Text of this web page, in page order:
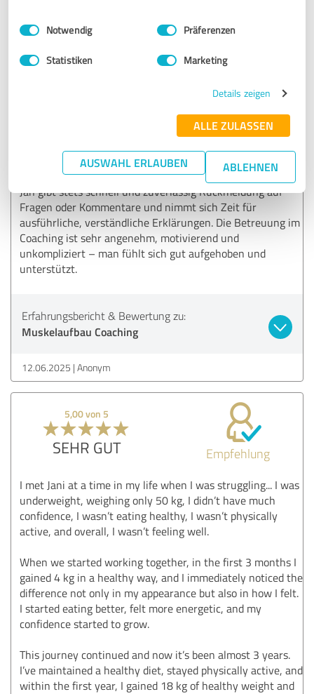
Impressum Datenschutzbestimmungen
Einwilligungsauswahl
Notwendig Präferenzen
Statistiken Marketing
Details zeigen
ALLE ZULASSEN
AUSWAHL ERLAUBEN ABLEHNEN
Erfahrungsbericht & Bewertung zu:
Kostenlose Potenzialanalyse
SEHR GUT Empfehlung
Jan gibt stets schnell und zuverlässig Rückmeldung auf
Fragen oder Kommentare und nimmt sich Zeit für
ausführliche, verständliche Erklärungen. Die Betreuung im
Coaching ist sehr angenehm, motivierend und
unkompliziert – man fühlt sich gut aufgehoben und
unterstützt.
Erfahrungsbericht & Bewertung zu:
Muskelaufbau Coaching
12.06.2025 Anonym
5,00 von 5
SEHR GUT Empfehlung
I met Jani at a time in my life when I was struggling... I was
underweight, weighing only 50 kg, I didn’t have much
confidence, I wasn’t eating healthy, I wasn’t physically
active, and overall, I wasn’t feeling well.
When we started working together, in the first 3 months I
gained 4 kg in a healthy way, and I immediately noticed the
difference not only in my appearance but also in how I felt.
I started eating better, felt more energetic, and my
confidence started to grow.
This journey continued and now it’s been almost 3 years.
I’ve maintained a healthy diet, stayed physically active, and
within the first year, I gained 18 kg of healthy weight and